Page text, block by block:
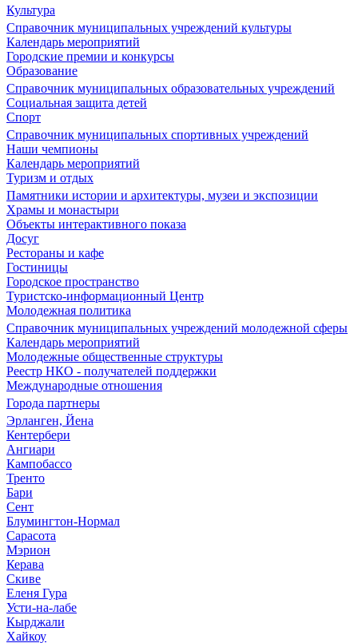
Культура
Справочник муниципальных учреждений культуры
Календарь мероприятий
Городские премии и конкурсы
Образование
Справочник муниципальных образовательных учреждений
Социальная защита детей
Спорт
Справочник муниципальных спортивных учреждений
Наши чемпионы
Календарь мероприятий
Туризм и отдых
Памятники истории и архитектуры, музеи и экспозиции
Храмы и монастыри
Объекты интерактивного показа
Досуг
Рестораны и кафе
Гостиницы
Городское пространство
Туристско-информационный Центр
Молодежная политика
Справочник муниципальных учреждений молодежной сферы
Календарь мероприятий
Молодежные общественные структуры
Реестр НКО - получателей поддержки
Международные отношения
Города партнеры
Эрланген, Йена
Кентербери
Ангиари
Кампобассо
Тренто
Бари
Сент
Блумингтон-Нормал
Сарасота
Мэрион
Керава
Скиве
Еленя Гура
Усти-на-лабе
Кырджали
Хайкоу